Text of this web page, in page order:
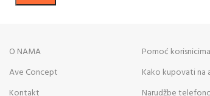
O NAMA
Ave Concept
Kontakt
Pomoć korisnicima
Kako kupovati na
Narudžbe